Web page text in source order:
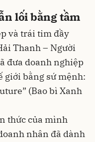
lối bằng tầm
và trái tim đầy
Thanh – Người
đưa doanh nghiệp
giới bằng sứ mệnh:
(Bao bì Xanh
thức của mình
nhân đã dành